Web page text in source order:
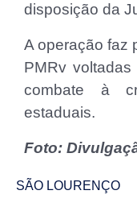
disposição da
A operação faz
PMRv
combate à
estaduais.
Foto:
SÃO LOURENÇO